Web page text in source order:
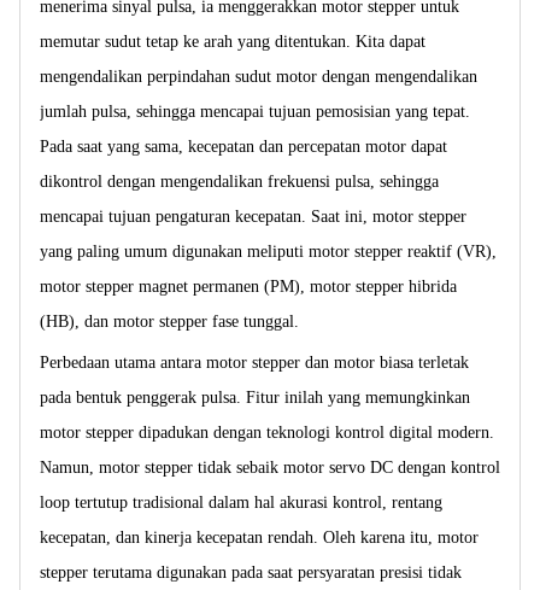
menerima sinyal pulsa, ia menggerakkan motor stepper untuk
memutar sudut tetap ke arah yang ditentukan. Kita dapat
mengendalikan perpindahan sudut motor dengan mengendalikan
jumlah pulsa, sehingga mencapai tujuan pemosisian yang tepat.
Pada saat yang sama, kecepatan dan percepatan motor dapat
dikontrol dengan mengendalikan frekuensi pulsa, sehingga
mencapai tujuan pengaturan kecepatan. Saat ini, motor stepper
yang paling umum digunakan meliputi motor stepper reaktif (VR),
motor stepper magnet permanen (PM), motor stepper hibrida
(HB), dan motor stepper fase tunggal.
Perbedaan utama antara motor stepper dan motor biasa terletak
pada bentuk penggerak pulsa. Fitur inilah yang memungkinkan
motor stepper dipadukan dengan teknologi kontrol digital modern.
Namun, motor stepper tidak sebaik motor servo DC dengan kontrol
loop tertutup tradisional dalam hal akurasi kontrol, rentang
kecepatan, dan kinerja kecepatan rendah. Oleh karena itu, motor
stepper terutama digunakan pada saat persyaratan presisi tidak